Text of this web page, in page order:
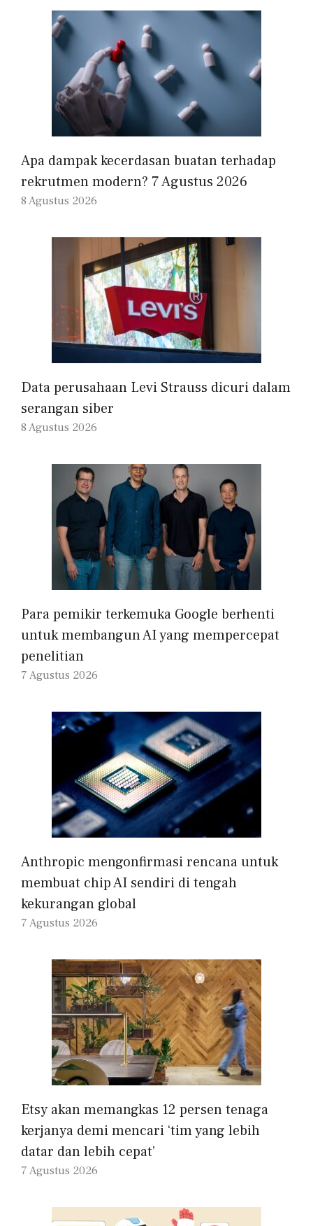
Apa dampak kecerdasan buatan terhadap
rekrutmen modern? 7 Agustus 2026
8 Agustus 2026
Data perusahaan Levi Strauss dicuri dalam
serangan siber
8 Agustus 2026
Para pemikir terkemuka Google berhenti
untuk membangun AI yang mempercepat
penelitian
7 Agustus 2026
Anthropic mengonfirmasi rencana untuk
membuat chip AI sendiri di tengah
kekurangan global
7 Agustus 2026
Etsy akan memangkas 12 persen tenaga
kerjanya demi mencari ‘tim yang lebih
datar dan lebih cepat’
7 Agustus 2026